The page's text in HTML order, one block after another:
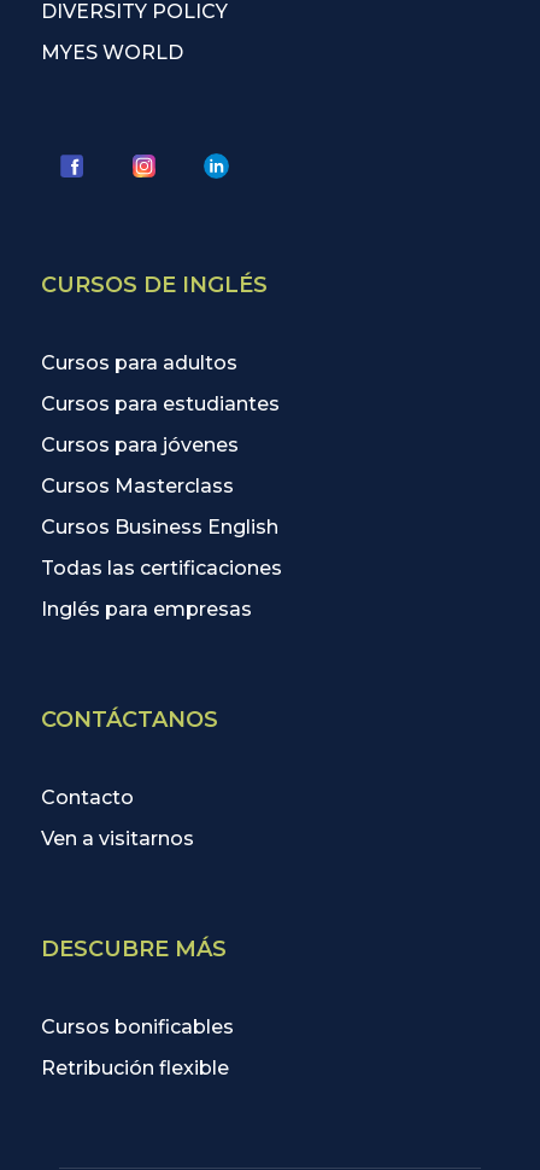
DIVERSITY POLICY
MYES WORLD
CURSOS DE INGLÉS
Cursos para adultos
Cursos para estudiantes
Cursos para jóvenes
Cursos Masterclass
Cursos Business English
Todas las certificaciones
Inglés para empresas
CONTÁCTANOS
Contacto
Ven a visitarnos
DESCUBRE MÁS
Cursos bonificables
Retribución flexible